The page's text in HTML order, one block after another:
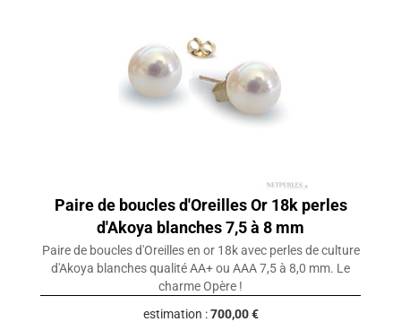
Paire de boucles d'Oreilles Or 18k perles
d'Akoya blanches 7,5 à 8 mm
Paire de boucles d'Oreilles en or 18k avec perles de culture
d'Akoya blanches qualité AA+ ou AAA 7,5 à 8,0 mm. Le
charme Opère !
estimation :700,00 €